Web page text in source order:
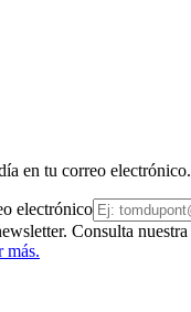
en tu correo electrónico.
electrónico
Consulta nuestra
más.